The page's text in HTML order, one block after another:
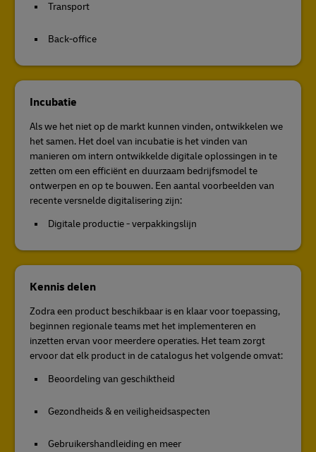
Transport
Back-office
Incubatie
Als we het niet op de markt kunnen vinden, ontwikkelen we
het samen. Het doel van incubatie is het vinden van
manieren om intern ontwikkelde digitale oplossingen in te
zetten om een efficiënt en duurzaam bedrijfsmodel te
ontwerpen en op te bouwen. Een aantal voorbeelden van
recente versnelde digitalisering zijn:
Digitale productie - verpakkingslijn
Kennis delen
Zodra een product beschikbaar is en klaar voor toepassing,
beginnen regionale teams met het implementeren en
inzetten ervan voor meerdere operaties. Het team zorgt
ervoor dat elk product in de catalogus het volgende omvat:
Beoordeling van geschiktheid
Gezondheids & en veiligheidsaspecten
Gebruikershandleiding en meer